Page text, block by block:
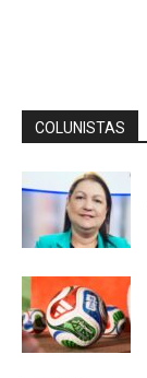
COLUNISTAS